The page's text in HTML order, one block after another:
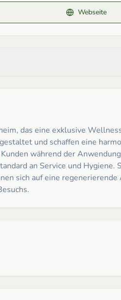
Webseite
das eine exklusive
und schaffen eine
während der
an Service und
sich auf eine